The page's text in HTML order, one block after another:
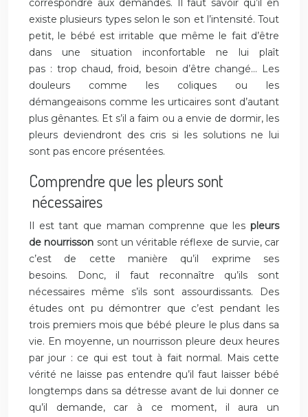
correspondre aux demandes. Il faut savoir qu’il en
existe plusieurs types selon le son et l’intensité. Tout
petit, le bébé est irritable que même le fait d’être
dans une situation inconfortable ne lui plaît
pas : trop chaud, froid, besoin d’être changé… Les
douleurs comme les coliques ou les
démangeaisons comme les urticaires sont d’autant
plus gênantes. Et s’il a faim ou a envie de dormir, les
pleurs deviendront des cris si les solutions ne lui
sont pas encore présentées.
Comprendre que les pleurs sont
nécessaires
Il est tant que maman comprenne que les pleurs
de nourrisson sont un véritable réflexe de survie, car
c’est de cette manière qu’il exprime ses
besoins. Donc, il faut reconnaître qu’ils sont
nécessaires même s’ils sont assourdissants. Des
études ont pu démontrer que c’est pendant les
trois premiers mois que bébé pleure le plus dans sa
vie. En moyenne, un nourrisson pleure deux heures
par jour : ce qui est tout à fait normal. Mais cette
vérité ne laisse pas entendre qu’il faut laisser bébé
longtemps dans sa détresse avant de lui donner ce
qu’il demande, car à ce moment, il aura un